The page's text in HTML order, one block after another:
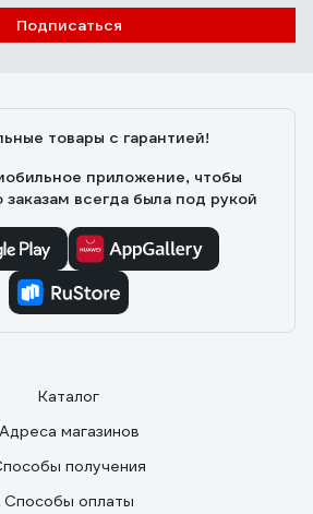
Подписаться
товары с гарантией!
приложение, чтобы
всегда была под рукой
Каталог
Адреса магазинов
получения
Способы оплаты